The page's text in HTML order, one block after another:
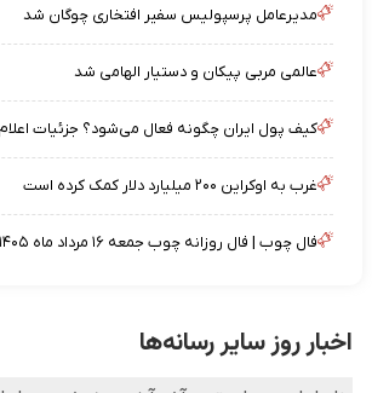
مدیرعامل پرسپولیس سفیر افتخاری چوگان شد
عالمی مربی پیکان و دستیار الهامی شد
کیف پول ایران چگونه فعال می‌شود؟ جزئیات
غرب به اوکراین ۲۰۰ میلیارد دلار کمک کرده است
فال چوب | فال روزانه چوب جمعه ۱۶ مرداد ماه ۱۴۰۵